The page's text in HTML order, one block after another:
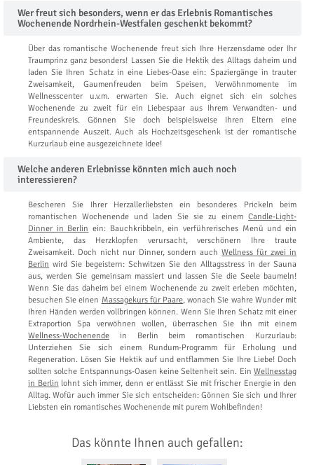
Wer freut sich besonders, wenn er das Erlebnis Romantisches
Wochenende Nordrhein-Westfalen geschenkt bekommt?
Über das romantische Wochenende freut sich Ihre Herzensdame oder Ihr
Traumprinz ganz besonders! Lassen Sie die Hektik des Alltags daheim und
laden Sie Ihren Schatz in eine Liebes-Oase ein: Spaziergänge in trauter
Zweisamkeit, Gaumenfreuden beim Speisen, Verwöhnmomente im
Wellnesscenter u.v.m. erwarten Sie. Auch eignet sich ein solches
Wochenende zu zweit für ein Liebespaar aus Ihrem Verwandten- und
Freundeskreis. Gönnen Sie doch beispielsweise Ihren Eltern eine
entspannende Auszeit. Auch als Hochzeitsgeschenk ist der romantische
Kurzurlaub eine ausgezeichnete Idee!
Welche anderen Erlebnisse könnten mich auch noch
interessieren?
Bescheren Sie Ihrer Herzallerliebsten ein besonderes Prickeln beim
romantischen Wochenende und laden Sie sie zu einem Candle-Light-
Dinner in Berlin ein: Bauchkribbeln, ein verführerisches Menü und ein
Ambiente, das Herzklopfen verursacht, verschönern Ihre traute
Zweisamkeit. Doch nicht nur Dinner, sondern auchWellness für zwei in
Berlin wird Sie begeistern: Schwitzen Sie den Alltagsstress in der Sauna
aus, werden Sie gemeinsam massiert und lassen Sie die Seele baumeln!
Wenn Sie das daheim bei einem Wochenende zu zweit erleben möchten,
besuchen Sie einen Massagekurs für Paare, wonach Sie wahre Wunder mit
Ihren Händen werden vollbringen können. Wenn Sie Ihren Schatz mit einer
Extraportion Spa verwöhnen wollen, überraschen Sie ihn mit einem
Wellness-Wochenende in Berlin beim romantischen Kurzurlaub:
Unterziehen Sie sich einem Rundum-Programm für Erholung und
Regeneration. Lösen Sie Hektik auf und entflammen Sie Ihre Liebe! Doch
sollten solche Entspannungs-Oasen keine Seltenheit sein. Ein Wellnesstag
in Berlin lohnt sich immer, denn er entlässt Sie mit frischer Energie in den
Alltag. Wofür auch immer Sie sich entscheiden: Gönnen Sie sich und Ihrer
Liebsten ein romantisches Wochenende mit purem Wohlbefinden!
Das könnte Ihnen auch gefallen: